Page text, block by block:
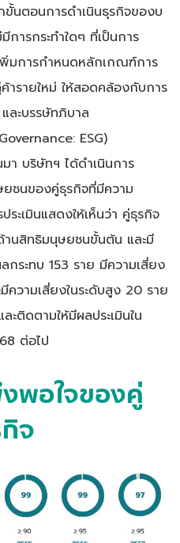
ขั้นตอนการดำเนินธุรกิจของบ
ารกระทำใดๆ ที่เป็นการ
มการกำหนดหลักเกณฑ์การ
ารายใหม่ ให้สอดคล้องกับการ
ละบรรษัทภิบาล
ESG)
า บริษัทฯ ได้ดำเนินการ
ยชนของคู่ธุรกิจที่มีความ
ะเมินแสดงให้เห็นว่า คู่ธุรกิจ
นสิทธิมนุษยชนขั้นต้น และมี
กระทบ 153 ราย มีความเสี่ยง
ความเสี่ยงในระดับสูง 20 ราย
ะติดตามให้มีผลประเมินใน
ต่อไป
พอใจของคู่
จ